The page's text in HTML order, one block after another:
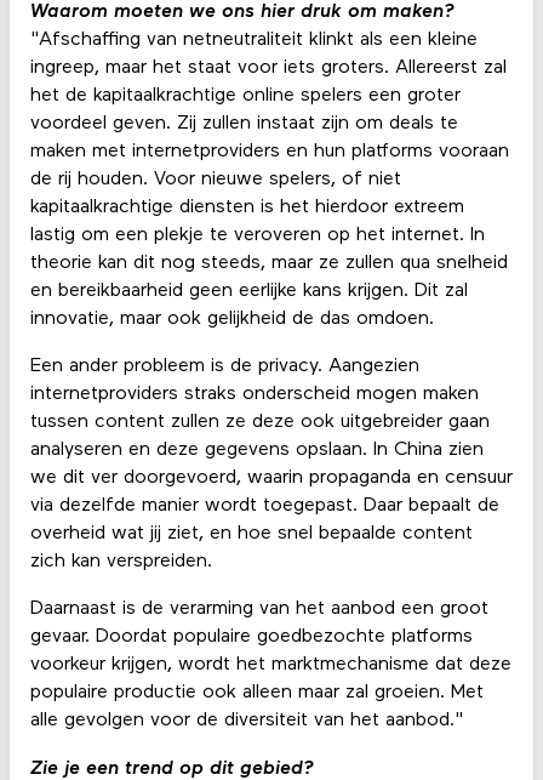
Waarom moeten we ons hier druk om maken?
"Afschaffing van netneutraliteit klinkt als een kleine
ingreep, maar het staat voor iets groters. Allereerst zal
het de kapitaalkrachtige online spelers een groter
voordeel geven. Zij zullen instaat zijn om deals te
maken met internetproviders en hun platforms vooraan
de rij houden. Voor nieuwe spelers, of niet
kapitaalkrachtige diensten is het hierdoor extreem
lastig om een plekje te veroveren op het internet. In
theorie kan dit nog steeds, maar ze zullen qua snelheid
en bereikbaarheid geen eerlijke kans krijgen. Dit zal
innovatie, maar ook gelijkheid de das omdoen.
Een ander probleem is de privacy. Aangezien
internetproviders straks onderscheid mogen maken
tussen content zullen ze deze ook uitgebreider gaan
analyseren en deze gegevens opslaan. In China zien
we dit ver doorgevoerd, waarin propaganda en censuur
via dezelfde manier wordt toegepast. Daar bepaalt de
overheid wat jij ziet, en hoe snel bepaalde content
zich kan verspreiden.
Daarnaast is de verarming van het aanbod een groot
gevaar. Doordat populaire goedbezochte platforms
voorkeur krijgen, wordt het marktmechanisme dat deze
populaire productie ook alleen maar zal groeien. Met
alle gevolgen voor de diversiteit van het aanbod."
Zie je een trend op dit gebied?